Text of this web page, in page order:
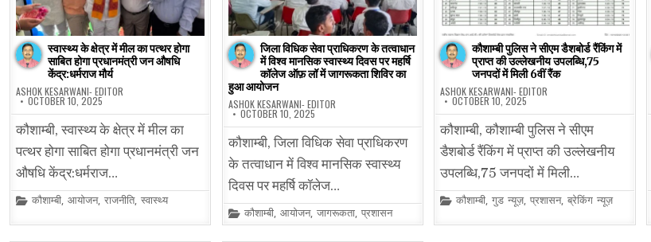
स्वास्थ्य के क्षेत्र में मील का पत्थर होगा
साबित होगा प्रधानमंत्री जन औषधि
केंद्र:धर्मराज मौर्य
ASHOK KESARWANI- EDITOR
OCTOBER 10, 2025
कौशाम्बी, स्वास्थ्य के क्षेत्र में मील का
पत्थर होगा साबित होगा प्रधानमंत्री जन
औषधि केंद्र:धर्मराज…
Posted
कौशाम्बी, आयोजन, राजनीति, स्वास्थ्य
जिला विधिक सेवा प्राधिकरण के तत्वाधान
में विश्व मानसिक स्वास्थ्य दिवस पर महर्षि
कॉलेज ऑफ़ लॉ में जागरूकता शिविर का
हुआ आयोजन
ASHOK KESARWANI- EDITOR
OCTOBER 10, 2025
कौशाम्बी, जिला विधिक सेवा प्राधिकरण
के तत्वाधान में विश्व मानसिक स्वास्थ्य
दिवस पर महर्षि कॉलेज…
Posted
in
कौशाम्बी, आयोजन, जागरूकता, प्रशासन
कौशाम्बी पुलिस ने सीएम डैशबोर्ड रैंकिंग में
प्राप्त की उल्लेखनीय उपलब्धि,75
जनपदों में मिली 6वीं रैंक
ASHOK KESARWANI- EDITOR
OCTOBER 10, 2025
कौशाम्बी, कौशाम्बी पुलिस ने सीएम
डैशबोर्ड रैंकिंग में प्राप्त की उल्लेखनीय
उपलब्धि,75 जनपदों में मिली…
Posted
कौशाम्बी,गुड न्यूज़,प्रशासन,ब्रेकिंग न्यूज़